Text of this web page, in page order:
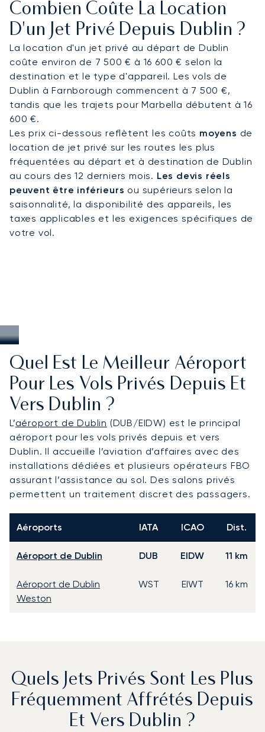
avec des services de restauration adaptés à vos
préférences. À l’arrivée, vous rejoignez en
quelques minutes le quartier de l’International
Financial Services Centre, où se concentrent de
nombreuses institutions financières
internationales.
LunaJets opère selon un modèle de location de
jet privé à la demande, permettant de
sélectionner l’appareil le plus adapté à chaque
mission, en fonction de la distance, du nombre de
passagers et des contraintes opérationnelles.
Cette approche flexible et transparente garantit
une organisation optimale de votre vol vers
Dublin, dans le respect des standards les plus
exigeants du secteur.
Combien Coûte La Location
D'un Jet Privé Depuis Dublin ?
La location d'un jet privé au départ de Dublin
coûte environ de 7 500 € à 16 600 € selon la
destination et le type d'appareil. Les vols de
Dublin à Farnborough commencent à 7 500 €,
tandis que les trajets pour Marbella débutent à 16
600 €.
Les prix ci-dessous reflètent les coûts moyens de
location de jet privé sur les routes les plus
fréquentées au départ et à destination de Dublin
au cours des 12 derniers mois. Les devis réels
peuvent être inférieurs ou supérieurs selon la
saisonnalité, la disponibilité des appareils, les
taxes applicables et les exigences spécifiques de
votre vol.
Quel Est Le Meilleur Aéroport
Pour Les Vols Privés Depuis Et
Vers Dublin ?
L’aéroport de Dublin (DUB/EIDW) est le principal
aéroport pour les vols privés depuis et vers
Dublin. Il accueille l’aviation d’affaires avec des
installations dédiées et plusieurs opérateurs FBO
assurant l’assistance au sol. Des salons privés
permettent un traitement discret des passagers.
Aéroports IATA ICAO Dist.
Aéroport de Dublin DUB EIDW 11 km
Aéroport de Dublin
Weston
WST EIWT 16 km
Quels Jets Privés Sont Les Plus
Fréquemment Affrétés Depuis
Et Vers Dublin ?